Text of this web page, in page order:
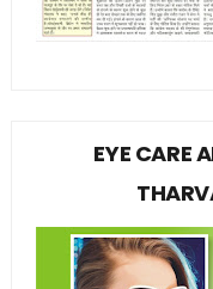
EYE CARE